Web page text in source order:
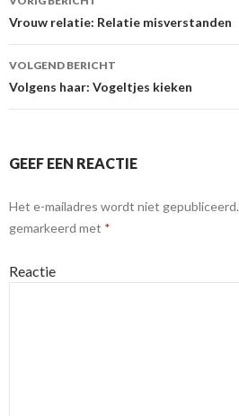
Berichtnavigatie
Vrouw relatie: Relatie misverstanden
VOLGEND BERICHT
Volgens haar: Vogeltjes kieken
GEEF EEN REACTIE
Het e-mailadres wordt niet gepubliceerd.
gemarkeerd met *
Reactie